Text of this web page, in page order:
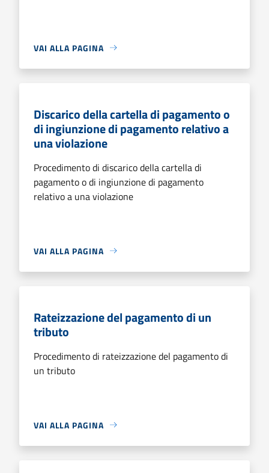
VAI ALLA PAGINA
Discarico della cartella di pagamento o
di ingiunzione di pagamento relativo a
una violazione
Procedimento di discarico della cartella di
pagamento o di ingiunzione di pagamento
relativo a una violazione
VAI ALLA PAGINA
Rateizzazione del pagamento di un
tributo
Procedimento di rateizzazione del pagamento di
un tributo
VAI ALLA PAGINA